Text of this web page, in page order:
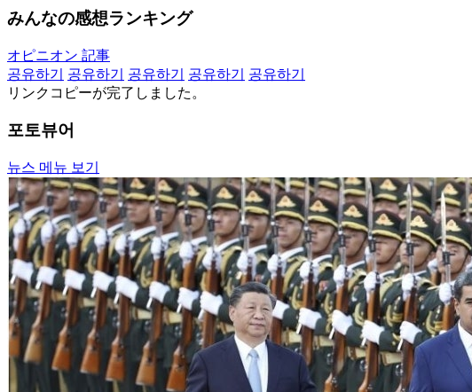
みんなの感想ランキング
オピニオン 記事
공유하기
공유하기 공유하기 공유하기
공유하기
リンクコピーが完了しました。
포토뷰어
뉴스 메뉴 보기